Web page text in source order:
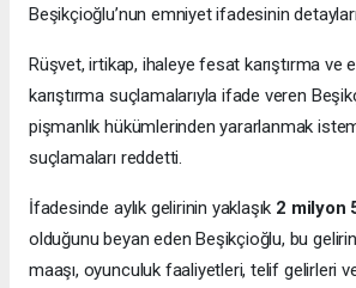
Beşikçioğlu’nun emniyet ifadesinin
Rüşvet, irtikap, ihaleye fesat karıştırma ve
karıştırma suçlamalarıyla ifade veren
pişmanlık hükümlerinden yararlanmak
suçlamaları reddetti.
İfadesinde aylık gelirinin yaklaşık 2 milyon
olduğunu beyan eden Beşikçioğlu, bu gelirin
maaşı, oyunculuk faaliyetleri, telif gelirleri